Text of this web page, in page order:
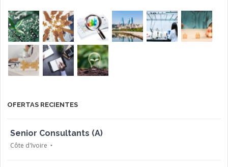
OFERTAS RECIENTES
Senior Consultants (A)
Côte d'Ivoire